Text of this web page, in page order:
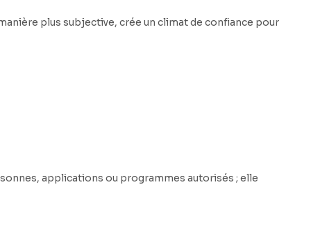
plus subjective, crée un climat de confiance pour
applications ou programmes autorisés ; elle